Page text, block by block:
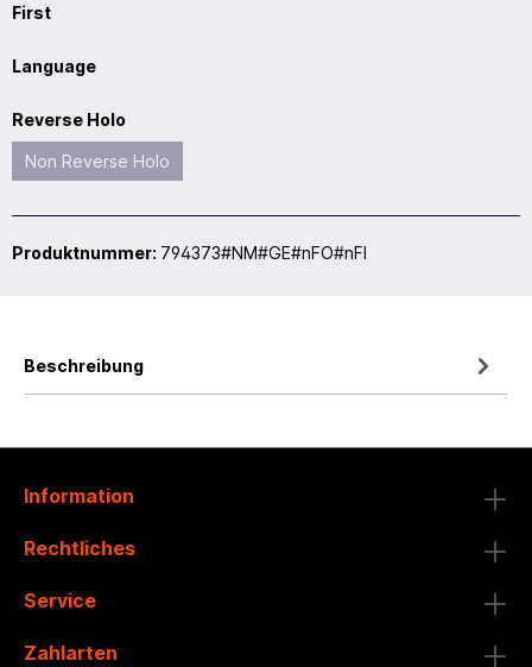
First
Language
Reverse Holo
Non Reverse Holo
Produktnummer: 794373#NM#GE#nFO#nFI
Beschreibung
Information
Rechtliches
Service
Zahlarten